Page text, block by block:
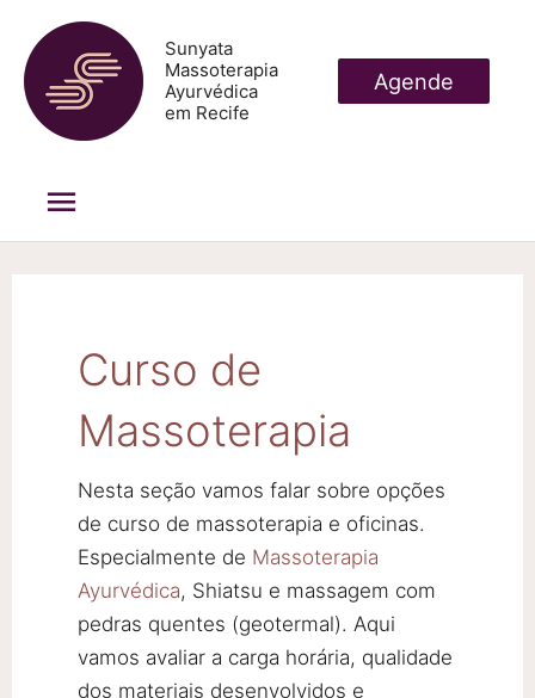
para
conteúdo
Sunyata
Massoterapia
Ayurvédica
em Recife
Menu
Agende
Curso de
Massoterapia
Nesta seção vamos falar sobre opções
de curso de massoterapia e oficinas.
Especialmente de Massoterapia
Ayurvédica, Shiatsu e massagem com
pedras quentes (geotermal). Aqui
vamos avaliar a carga horária, qualidade
dos materiais desenvolvidos e